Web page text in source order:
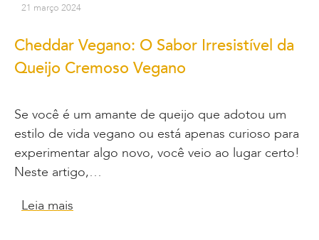
21 março 2024
Cheddar Vegano: O Sabor Irresistível da
Queijo Cremoso Vegano
Se você é um amante de queijo que adotou um
estilo de vida vegano ou está apenas curioso para
experimentar algo novo, você veio ao lugar certo!
Neste artigo,…
Leia mais